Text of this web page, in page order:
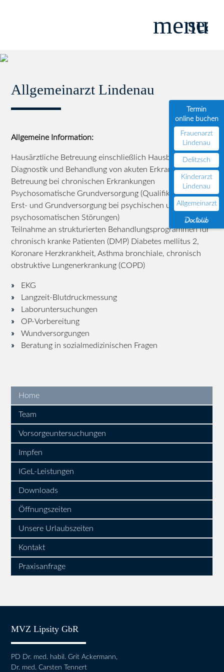
menu
Termin
online buchen
Frauenarzt
Lindenau
Delitzsch
Kinderarzt
Lindenau
Allgemeinarzt
Allgemeinarzt Lindenau
Allgemeine Information:
Hausärztliche Betreuung einschließlich Hausbesuche
Diagnostik und Behandlung von akuten Erkrankungen
Betreuung bei chronischen Erkrankungen
Psychosomatische Grundversorgung (Qualifikation für die
Erst- und Grundversorgung bei psychischen und
psychosomatischen Störungen)
Teilnahme an strukturierten Behandlungsprogrammen für
chronisch kranke Patienten (DMP) Diabetes mellitus 2,
Koronare Herzkrankheit, Asthma bronchiale, chronisch
obstruktive Lungenerkrankung (COPD)
EKG
Langzeit-Blutdruckmessung
Laboruntersuchungen
OP-Vorbereitung
Wundversorgungen
Beratung in sozialmedizinischen Fragen
Home
Team
Vorsorgeuntersuchungen
Impfen
IGeL-Leistungen
Downloads
Öffnungszeiten
Unsere Urlaubszeiten
Kontakt
Praxisanfrage
MVZ Lipsity GbR
PD Dr. med. habil. Grit Ackermann,
Dr. med. Carsten Tennert